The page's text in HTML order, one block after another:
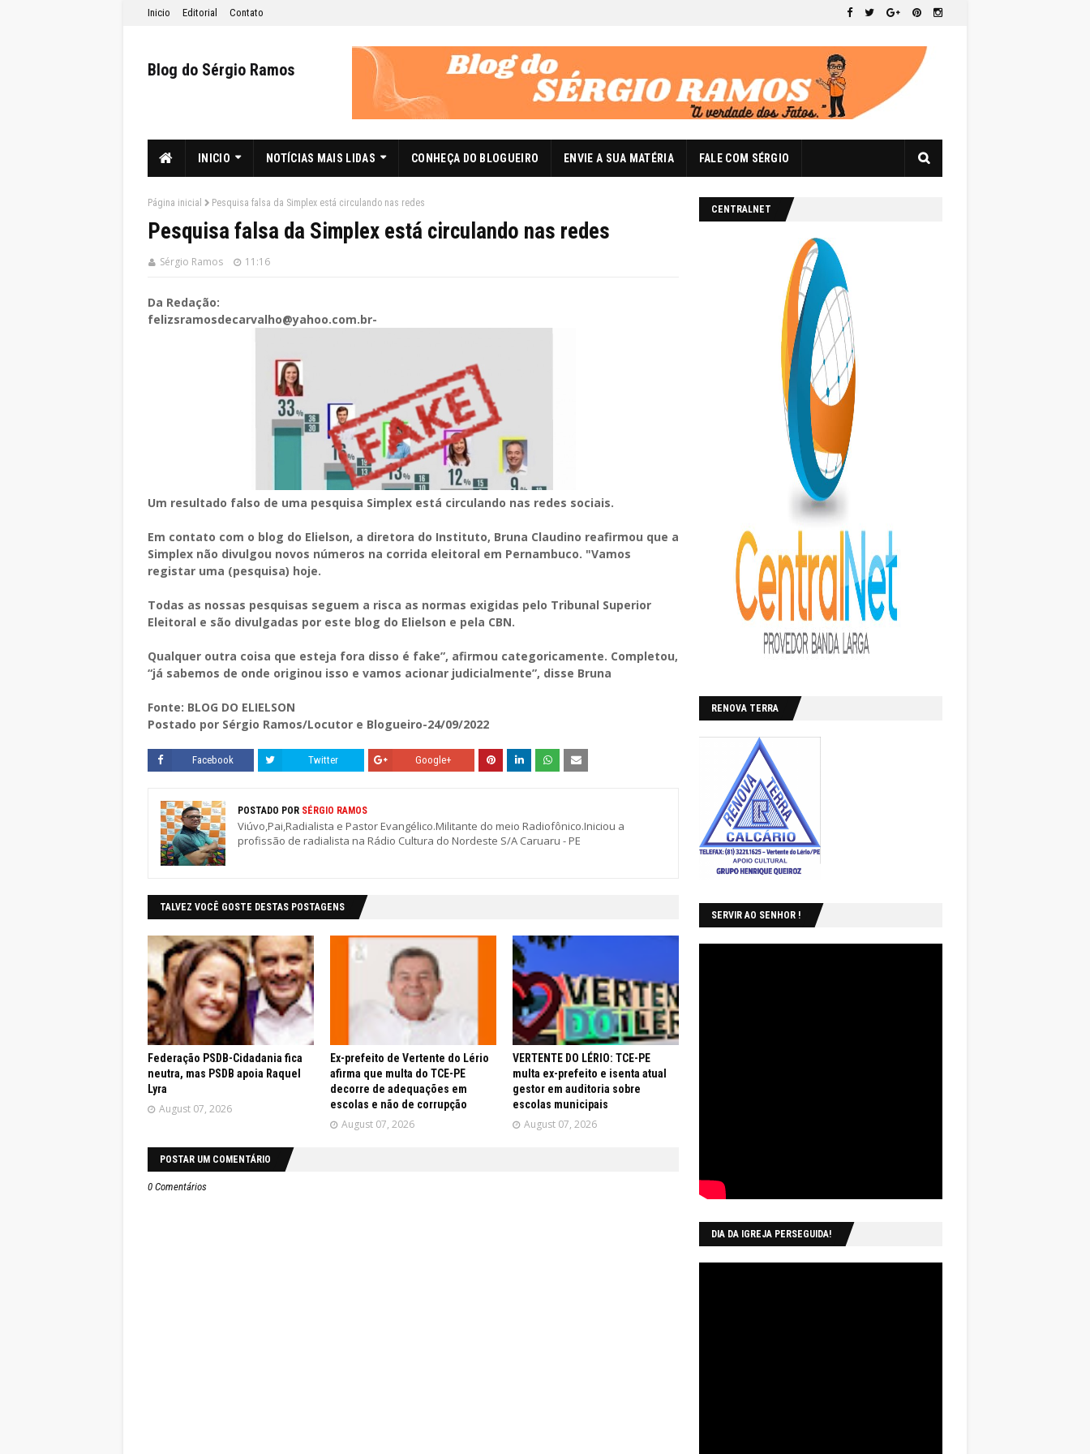
Inicio Editorial Contato
Blog do Sérgio Ramos
INICIO NOTÍCIAS MAIS LIDAS CONHEÇA DO BLOGUEIRO ENVIE A SUA MATÉRIA FALE COM SÉRGIO
Página inicial Pesquisa falsa da Simplex está circulando nas redes
Pesquisa falsa da Simplex está circulando nas redes
Sérgio Ramos 11:16
Da Redação:
felizsramosdecarvalho@yahoo.com.br-
Um resultado falso de uma pesquisa Simplex está circulando nas redes sociais.
Em contato com o blog do Elielson, a diretora do Instituto, Bruna Claudino reafirmou que a
Simplex não divulgou novos números na corrida eleitoral em Pernambuco. "Vamos
registar uma (pesquisa) hoje.
Todas as nossas pesquisas seguem a risca as normas exigidas pelo Tribunal Superior
Eleitoral e são divulgadas por este blog do Elielson e pela CBN.
Qualquer outra coisa que esteja fora disso é fake”, afirmou categoricamente. Completou,
“já sabemos de onde originou isso e vamos acionar judicialmente”, disse Bruna
Fonte: BLOG DO ELIELSON
Postado por Sérgio Ramos/Locutor e Blogueiro-24/09/2022
Facebook Twitter Google+
POSTADO POR SÉRGIO RAMOS
Viúvo,Pai,Radialista e Pastor Evangélico.Militante do meio Radiofônico.Iniciou a
profissão de radialista na Rádio Cultura do Nordeste S/A Caruaru - PE
TALVEZ VOCÊ GOSTE DESTAS POSTAGENS
Federação PSDB-Cidadania fica
neutra, mas PSDB apoia Raquel
Lyra
August 07, 2026
Ex-prefeito de Vertente do Lério
afirma que multa do TCE-PE
decorre de adequações em
escolas e não de corrupção
August 07, 2026
VERTENTE DO LÉRIO: TCE-PE
multa ex-prefeito e isenta atual
gestor em auditoria sobre
escolas municipais
August 07, 2026
POSTAR UM COMENTÁRIO
0 Comentários
CENTRALNET
RENOVA TERRA
SERVIR AO SENHOR !
DIA DA IGREJA PERSEGUIDA!